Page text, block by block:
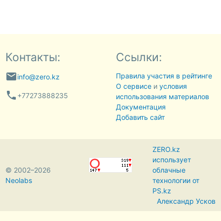
Контакты:
emailinfo@zero.kz
phone +77273888235
Ссылки:
Правила участия в рейтинге
О сервисеи условия
использования материалов
Документация
Добавить сайт
© 2002–2026
Neolabs
ZERO.kz
использует
облачные
технологии от
PS.kz
Александр Усков